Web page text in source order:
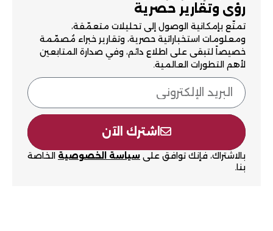
رؤى وتقارير حصرية
تمتّع بإمكانية الوصول إلى تحليلات متعمّقة،
ومعلومات استخباراتية حصرية، وتقارير خبراء مُصمّمة
خصيصاً لتبقى على اطلاع دائم، وفي صدارة المتابعين
لأهم التطورات العالمية.
اشترك الآن
بالاشتراك، فإنك توافق على سياسة الخصوصية الخاصة
بنا.